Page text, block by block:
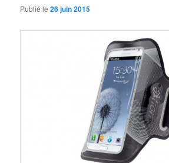
Publié le26 juin 2015